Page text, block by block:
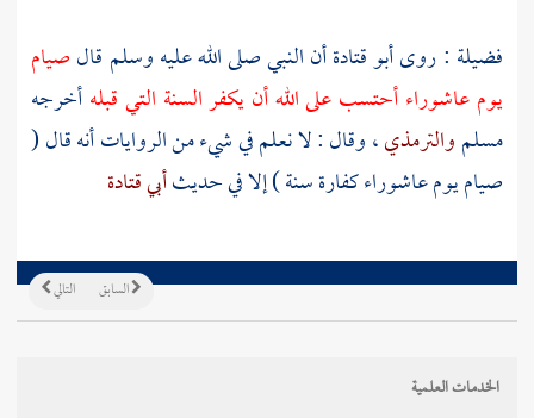
فضيلة : روىأبو قتادةأن النبي صلى الله عليه وسلم قالصيام
يوم عاشوراء أحتسب على الله أن يكفر السنة التي قبلهأخرجه
مسلموالترمذي، وقال : لا نعلم في شيء من الروايات أنه قال (
صيام يوم عاشوراء كفارة سنة ) إلا في حديثأبي قتادة
التالي السابق
الخدمات العلمية